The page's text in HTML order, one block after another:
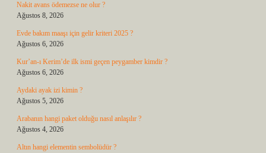
Nakit avans ödemezse ne olur ?
Ağustos 8, 2026
Evde bakım maaşı için gelir kriteri 2025 ?
Ağustos 6, 2026
Kur’an-ı Kerim’de ilk ismi geçen peygamber kimdir ?
Ağustos 6, 2026
Aydaki ayak izi kimin ?
Ağustos 5, 2026
Arabanın hangi paket olduğu nasıl anlaşılır ?
Ağustos 4, 2026
Altın hangi elementin sembolüdür ?